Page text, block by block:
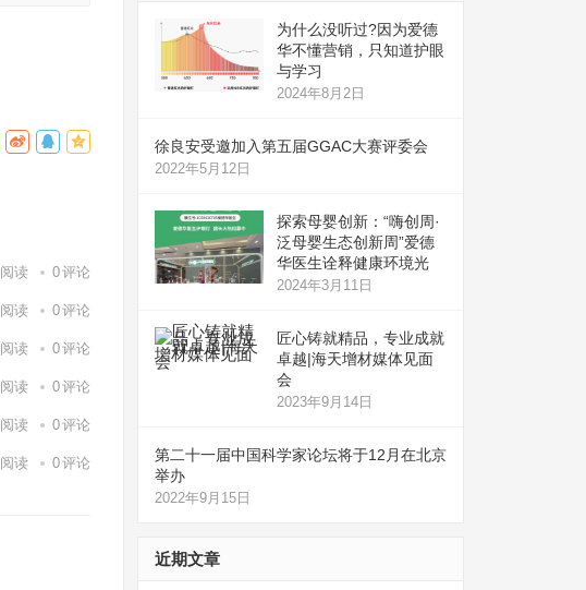
阅读 0评论
阅读 0评论
阅读 0评论
阅读 0评论
阅读 0评论
阅读 0评论
为什么没听过?因为爱德
华不懂营销，只知道护眼
与学习
2024年8月2日
徐良安受邀加入第五届GGAC大赛评委会
2022年5月12日
探索母婴创新：“嗨创周·
泛母婴生态创新周”爱德
华医生诠释健康环境光
2024年3月11日
匠心铸就精品，专业成就
卓越|海天增材媒体见面
会
2023年9月14日
第二十一届中国科学家论坛将于12月在北京
举办
2022年9月15日
近期文章